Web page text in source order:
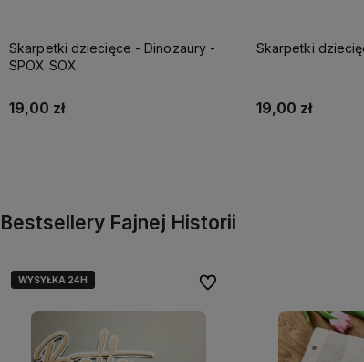
Skarpetki dziecięce - Dinozaury -
SPOX SOX
19,00 zł
Skarpetki
19,00 zł
Bestsellery Fajnej Historii
WYSYŁKA 24H
WYSYŁKA 24H Do ulubionych